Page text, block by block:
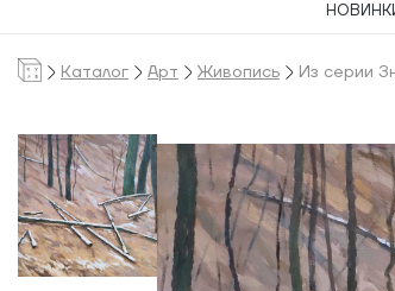
Каталог Арт Живопись Из серии